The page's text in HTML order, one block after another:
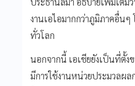
งานเอไอมากกว่าภูมิภาคอื่น
ทั่วโลก
นอกจากนี้ เอเชียยังเป็นที่ตั้
มีการใช้งานหน่วยประมวลผ